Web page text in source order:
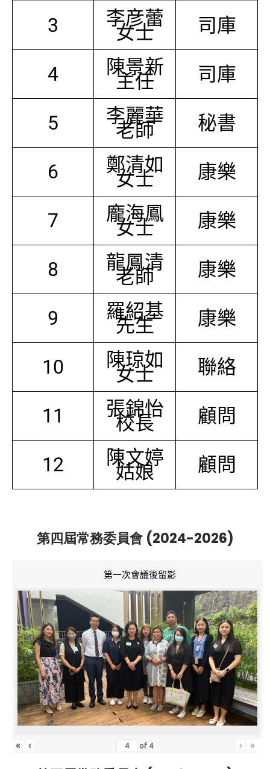
3 李彦蕾
女士 司庫
4 陳景新
主任 司庫
5 李麗華
老師 秘書
6 鄭清如
女士 康樂
7 龐海鳳
女士 康樂
8 龍鳳清
老師 康樂
9 羅紹基
先生 康樂
10 陳琼如
女士 聯絡
11 張錦怡
校長 顧問
12 陳文婷
姑娘 顧問
第四屆常務委員會 (2024-2026)
第一次會議後留影
« ‹ of 4 › »